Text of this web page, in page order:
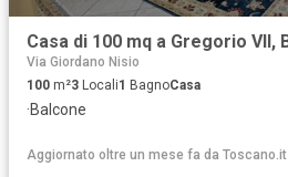
Via Giordano Nisio
100 m²3 Locali1 BagnoCasa
·Balcone
Aggiornato oltre un mese fa da Toscano.it